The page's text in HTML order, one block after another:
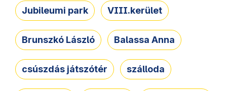
Jubileumi park VIII.kerület
Brunszkó László Balassa Anna
csúszdás játszótér szálloda